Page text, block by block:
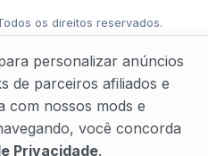
os direitos reservados.
WPixel Studio
personalizar anúncios
de parceiros afiliados e
com nossos mods e
você concorda
Privacidade.